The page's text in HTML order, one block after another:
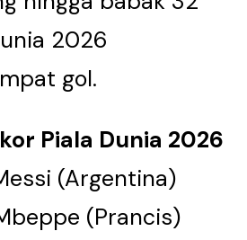
2026
gol.
Piala Dunia 2026
(Argentina)
(Prancis)